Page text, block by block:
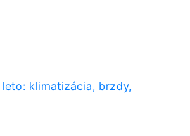
klimatizácia, brzdy,